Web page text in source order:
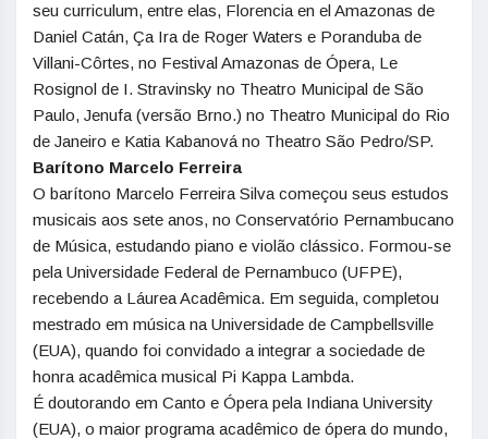
seu curriculum, entre elas, Florencia en el Amazonas de
Daniel Catán, Ça Ira de Roger Waters e Poranduba de
Villani-Côrtes, no Festival Amazonas de Ópera, Le
Rosignol de I. Stravinsky no Theatro Municipal de São
Paulo, Jenufa (versão Brno.) no Theatro Municipal do Rio
de Janeiro e Katia Kabanová no Theatro São Pedro/SP.
Barítono Marcelo Ferreira
O barítono Marcelo Ferreira Silva começou seus estudos
musicais aos sete anos, no Conservatório Pernambucano
de Música, estudando piano e violão clássico. Formou-se
pela Universidade Federal de Pernambuco (UFPE),
recebendo a Láurea Acadêmica. Em seguida, completou
mestrado em música na Universidade de Campbellsville
(EUA), quando foi convidado a integrar a sociedade de
honra acadêmica musical Pi Kappa Lambda.
É doutorando em Canto e Ópera pela Indiana University
(EUA), o maior programa acadêmico de ópera do mundo,